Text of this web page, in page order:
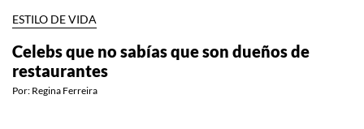
ESTILO DE VIDA
Celebs que no sabías que son dueños de
restaurantes
Por: Regina Ferreira